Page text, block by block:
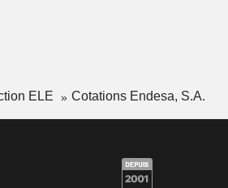
ELE Cotations Endesa, S.A.